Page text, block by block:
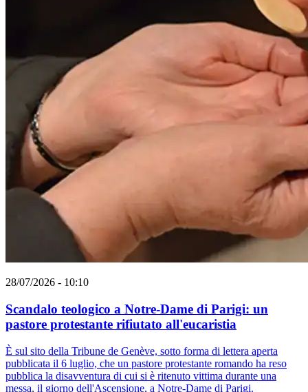
28/07/2026 - 10:10
Scandalo teologico a Notre-Dame di Parigi: un
pastore protestante rifiutato all'eucaristia
È sul sito della Tribune de Genève, sotto forma di lettera aperta
pubblicata il 6 luglio, che un pastore protestante romando ha reso
pubblica la disavventura di cui si è ritenuto vittima durante una
messa, il giorno dell'Ascensione, a Notre-Dame di Parigi.